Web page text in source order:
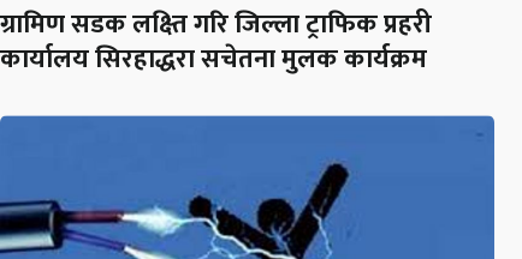
ग्रामिण सडक लक्ष्ति गरि जिल्ला ट्राफिक प्रहरी
कार्यालय सिरहाद्धरा सचेतना मुलक कार्यक्रम